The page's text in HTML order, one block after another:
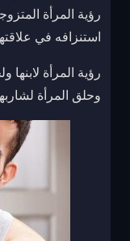
رؤية المرأة
استنزافه في
رؤية المرأة
وحلق المرأة